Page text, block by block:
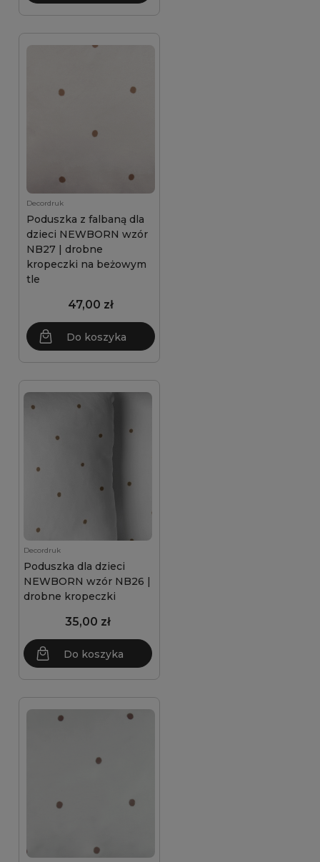
Decordruk
Poduszka z falbaną dla
dzieci NEWBORN wzór
NB27 | drobne
kropeczki na beżowym
tle
47,00 zł
Do koszyka
Decordruk
Poduszka dla dzieci
NEWBORN wzór NB26 |
drobne kropeczki
35,00 zł
Do koszyka